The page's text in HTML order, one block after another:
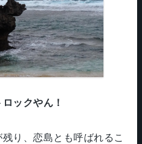
ックやん！
り、恋島とも呼ばれるこ